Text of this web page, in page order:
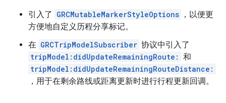
引入了 GRCMutableMarkerStyleOptions ，以便更
方便地自定义历程分享标记。
在 GRCTripModelSubscriber 协议中引入了
tripModel:didUpdateRemainingRoute: 和
tripModel:didUpdateRemainingRouteDistance:
，用于在剩余路线或距离更新时进行行程更新回调。